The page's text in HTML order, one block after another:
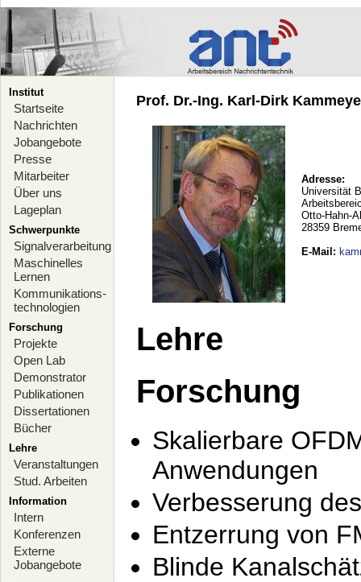
Institut
Startseite
Nachrichten
Jobangebote
Presse
Mitarbeiter
Über uns
Lageplan
Schwerpunkte
Signalverarbeitung
Maschinelles
Lernen
Kommunikations-
technologien
Forschung
Projekte
Open Lab
Demonstrator
Publikationen
Dissertationen
Bücher
Lehre
Veranstaltungen
Stud. Arbeiten
Information
Intern
Konferenzen
Externe
Jobangebote
Prof. Dr.-Ing. Karl-Dirk
Adresse:
Universität
Otto-Hahn-
28359
E-Mail :
Lehre
Forschung
Skalierbare
Anwendungen
Verbesserung
Entzerrung von
Blinde